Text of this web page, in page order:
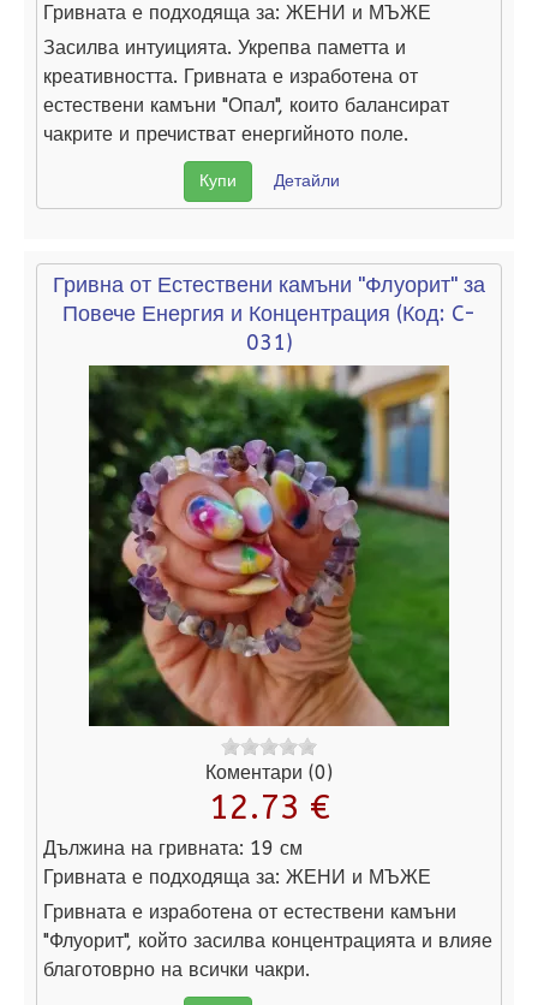
Гривната е подходяща за: ЖЕНИ и МЪЖЕ
Засилва интуицията. Укрепва паметта и
креативността. Гривната е изработена от
естествени камъни "Опал", които балансират
чакрите и пречистват енергийното поле.
Купи Детайли
Гривна от Естествени камъни "Флуорит" за
Повече Енергия и Концентрация (Код: C-
031)
Коментари (0)
12.73 €
Дължина на гривната: 19 см
Гривната е подходяща за: ЖЕНИ и МЪЖЕ
Гривната е изработена от естествени камъни
"Флуорит", който засилва концентрацията и влияе
благотоврно на всички чакри.